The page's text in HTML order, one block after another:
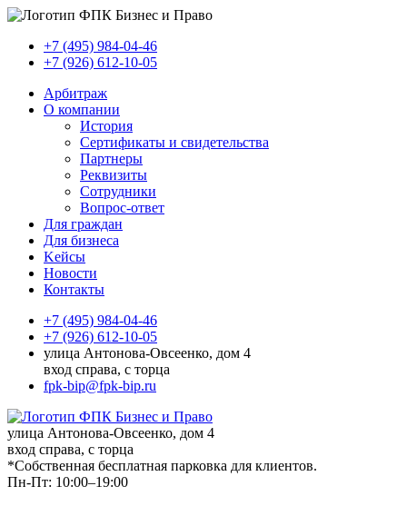
+7 (495) 984-04-46
+7 (926) 612-10-05
Арбитраж
О компании
История
Сертификаты и свидетельства
Партнеры
Реквизиты
Сотрудники
Вопрос-ответ
Для граждан
Для бизнеса
Kейсы
Новости
Контакты
+7 (495) 984-04-46
+7 (926) 612-10-05
улица Антонова-Овсеенко, дом 4
вход справа, с торца
fpk-bip@fpk-bip.ru
улица Антонова-Овсеенко, дом 4
вход справа, с торца
*Собственная бесплатная парковка для клиентов.
Пн-Пт: 10:00–19:00